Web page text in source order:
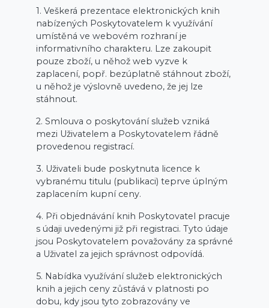
1. Veškerá prezentace elektronických knih
nabízených Poskytovatelem k využívání
umístěná ve webovém rozhraní je
informativního charakteru. Lze zakoupit
pouze zboží, u něhož web vyzve k
zaplacení, popř. bezúplatně stáhnout zboží,
u něhož je výslovně uvedeno, že jej lze
stáhnout.
2. Smlouva o poskytování služeb vzniká
mezi Uživatelem a Poskytovatelem řádně
provedenou registrací.
3. Uživateli bude poskytnuta licence k
vybranému titulu (publikaci) teprve úplným
zaplacením kupní ceny.
4. Při objednávání knih Poskytovatel pracuje
s údaji uvedenými již při registraci. Tyto údaje
jsou Poskytovatelem považovány za správné
a Uživatel za jejich správnost odpovídá.
5. Nabídka využívání služeb elektronických
knih a jejich ceny zůstává v platnosti po
dobu, kdy jsou tyto zobrazovány ve